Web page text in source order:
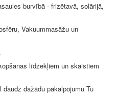
burvībā - frizētavā, solārijā,
Vakuummasāžu un
līdzekļiem un skaistiem
dažādu pakalpojumu Tu